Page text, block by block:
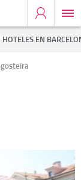
HOTELES EN